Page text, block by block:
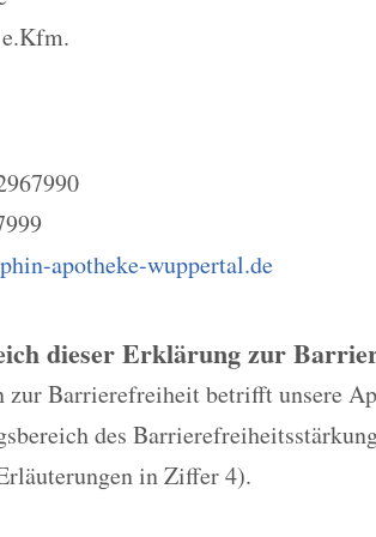
apotheke-wuppertal.de
dieser Erklärung zur
Barrierefreiheit betrifft unsere
des
in Ziffer 4).